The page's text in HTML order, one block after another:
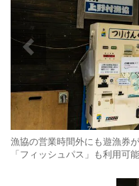
漁協の営業時間外にも遊漁券
「フィッシュパス」も利用可